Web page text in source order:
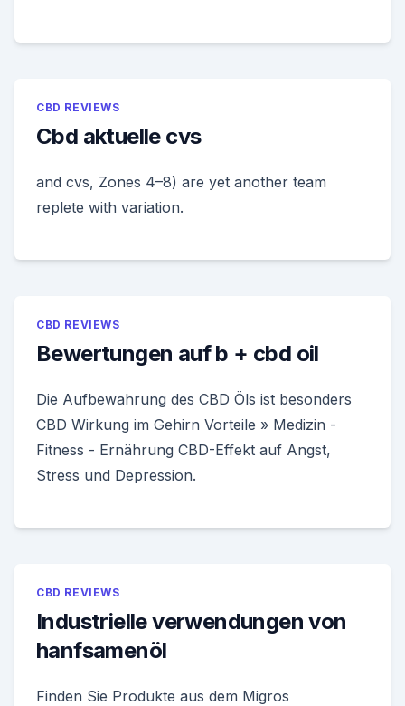
CBD REVIEWS
Cbd aktuelle cvs
and cvs, Zones 4–8) are yet another team
replete with variation.
CBD REVIEWS
Bewertungen auf b + cbd oil
Die Aufbewahrung des CBD Öls ist besonders
CBD Wirkung im Gehirn Vorteile » Medizin -
Fitness - Ernährung CBD-Effekt auf Angst,
Stress und Depression.
CBD REVIEWS
Industrielle verwendungen von
hanfsamenöl
Finden Sie Produkte aus dem Migros